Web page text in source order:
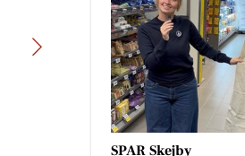
SPAR Skejby